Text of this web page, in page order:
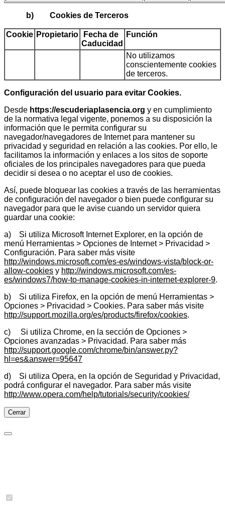
b) Cookies de Terceros
Cookie Propietario
Fecha de
Caducidad
Función
No utilizamos
conscientemente cookies
de terceros.
Configuración del usuario para evitar Cookies.
Desde https://escuderiaplasencia.org y en cumplimiento
de la normativa legal vigente, ponemos a su disposición la
información que le permita configurar su
navegador/navegadores de Internet para mantener su
privacidad y seguridad en relación a las cookies. Por ello, le
facilitamos la información y enlaces a los sitos de soporte
oficiales de los principales navegadores para que pueda
decidir si desea o no aceptar el uso de cookies.
Así, puede bloquear las cookies a través de las herramientas
de configuración del navegador o bien puede configurar su
navegador para que le avise cuando un servidor quiera
guardar una cookie:
a) Si utiliza Microsoft Internet Explorer, en la opción de
menú Herramientas > Opciones de Internet > Privacidad >
Configuración. Para saber más visite
http://windows.microsoft.com/es-es/windows-vista/block-or-
allow-cookies y http://windows.microsoft.com/es-
es/windows7/how-to-manage-cookies-in-internet-explorer-9.
b) Si utiliza Firefox, en la opción de menú Herramientas >
Opciones > Privacidad > Cookies. Para saber más visite
http://support.mozilla.org/es/products/firefox/cookies.
c) Si utiliza Chrome, en la sección de Opciones >
Opciones avanzadas > Privacidad. Para saber más
http://support.google.com/chrome/bin/answer.py?
hl=es&answer=95647
d) Si utiliza Opera, en la opción de Seguridad y Privacidad,
podrá configurar el navegador. Para saber más visite
http://www.opera.com/help/tutorials/security/cookies/
Cerrar